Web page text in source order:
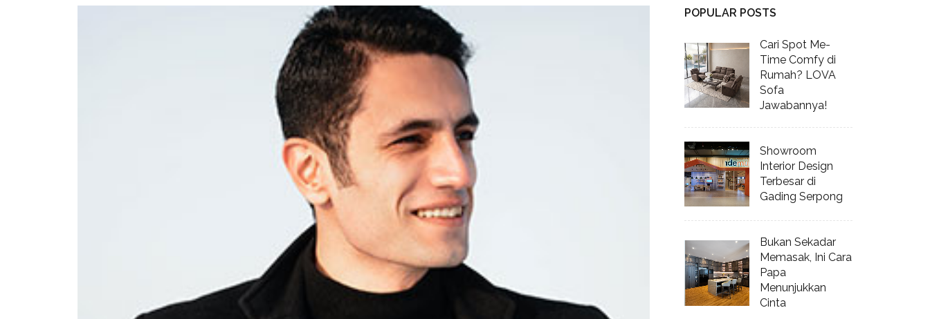
POPULAR POSTS
Cari Spot Me-
Time Comfy di
Rumah? LOVA
Sofa
Jawabannya!
Showroom
Interior Design
Terbesar di
Gading Serpong
Bukan Sekadar
Memasak, Ini Cara
Papa
Menunjukkan
Cinta